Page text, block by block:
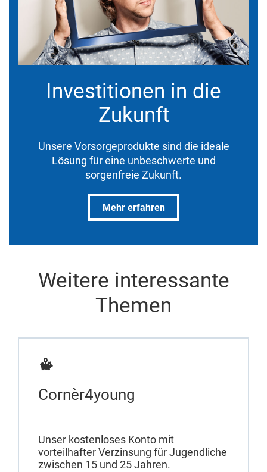
Investitionen in die
Zukunft
Unsere Vorsorgeprodukte sind die ideale
Lösung für eine unbeschwerte und
sorgenfreie Zukunft.
Mehr erfahren
Weitere interessante
Themen
Cornèr4young
Unser kostenloses Konto mit
vorteilhafter Verzinsung für Jugendliche
zwischen 15 und 25 Jahren.